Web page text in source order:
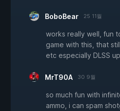
BoboBear 25 11월
works really well, fun
game with this, that
etc especially DLSS
MrT90A 30 9월
so much fun with
ammo, i can spam